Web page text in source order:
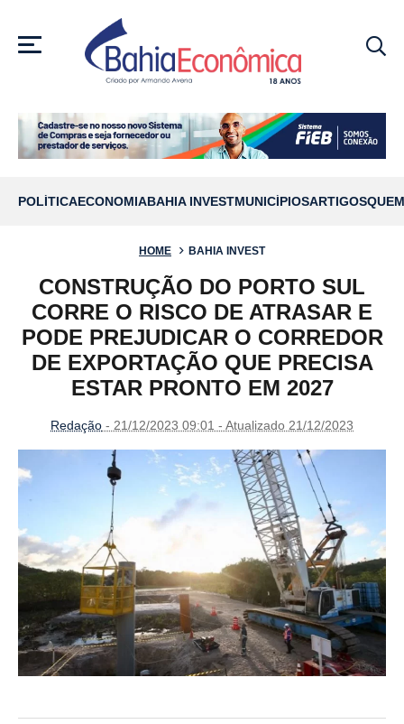
MENU
POLÍTICAECONOMIABAHIA INVESTMUNICÍPIOSARTIGOS
HOME BAHIA INVEST
CONSTRUÇÃO DO PORTO SUL
CORRE O RISCO DE ATRASAR E
PODE PREJUDICAR O CORREDOR
DE EXPORTAÇÃO QUE PRECISA
ESTAR PRONTO EM 2027
Redação - 21/12/2023 09:01 - Atualizado 21/12/2023